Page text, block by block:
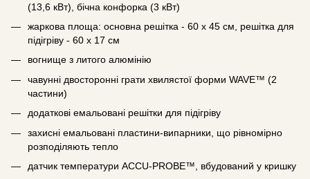
(13,6 кВт), бічна конфорка (3 кВт)
жаркова площа: основна решітка - 60 х 45 см, решітка для
підігріву - 60 х 17 см
вогнище з литого алюмінію
чавунні двосторонні грати хвилястої форми WAVE™ (2
частини)
додаткові емальовані решітки для підігріву
захисні емальовані пластини-випарники, що рівномірно
розподіляють тепло
датчик температури ACCU-PROBE™, вбудований у кришку